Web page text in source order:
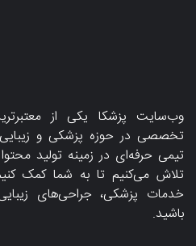
وب‌سایت پزشکا یکی از
تخصصی در حوزه پزشکی و زیبایی
تیمی حرفه‌ای در زمینه تولید
تلاش می‌کنیم تا به شما کمک
خدمات پزشکی، جراحی‌های
باشید.